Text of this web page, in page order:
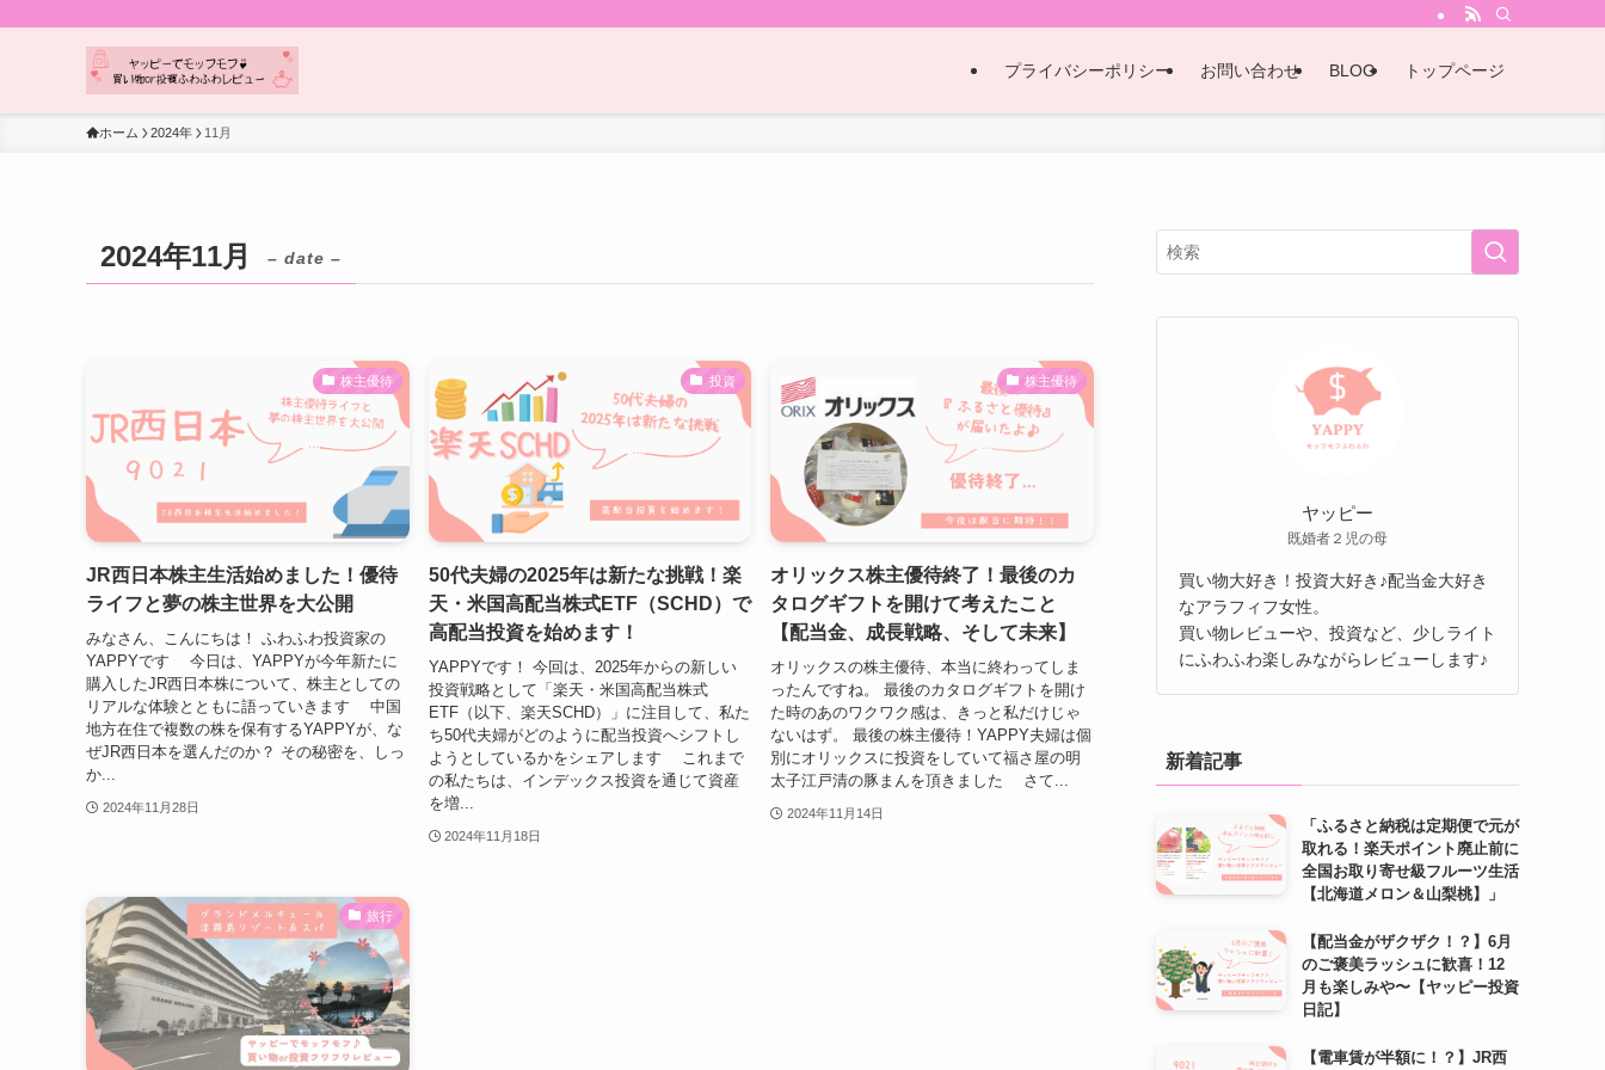
プライバシーポリシー お問い合わせ BLOG トップページ
ホーム 2024年 11月
2024年11月 – date –
株主優待
JR西日本株主生活始めました！優待
ライフと夢の株主世界を大公開
みなさん、こんにちは！ ふわふわ投資家の
YAPPYです 今日は、YAPPYが今年新たに
購入したJR西日本株について、株主としての
リアルな体験とともに語っていきます 中国
地方在住で複数の株を保有するYAPPYが、な
ぜJR西日本を選んだのか？ その秘密を、しっ
か...
2024年11月28日
投資
50代夫婦の2025年は新たな挑戦！楽
天・米国高配当株式ETF（SCHD）で
高配当投資を始めます！
YAPPYです！ 今回は、2025年からの新しい
投資戦略として「楽天・米国高配当株式
ETF（以下、楽天SCHD）」に注目して、私た
ち50代夫婦がどのように配当投資へシフトし
ようとしているかをシェアします これまで
の私たちは、インデックス投資を通じて資産
を増...
2024年11月18日
株主優待
オリックス株主優待終了！最後のカ
タログギフトを開けて考えたこと
【配当金、成長戦略、そして未来】
オリックスの株主優待、本当に終わってしま
ったんですね。 最後のカタログギフトを開け
た時のあのワクワク感は、きっと私だけじゃ
ないはず。 最後の株主優待！YAPPY夫婦は個
別にオリックスに投資をしていて福さ屋の明
太子江戸清の豚まんを頂きました さて...
2024年11月14日
旅行
ヤッピー
既婚者２児の母
買い物大好き！投資大好き♪配当金大好き
なアラフィフ女性。
買い物レビューや、投資など、少しライト
にふわふわ楽しみながらレビューします♪
新着記事
「ふるさと納税は定期便で元が
取れる！楽天ポイント廃止前に
全国お取り寄せ級フルーツ生活
【北海道メロン＆山梨桃】」
【配当金がザクザク！？】6月
のご褒美ラッシュに歓喜！12
月も楽しみや〜【ヤッピー投資
日記】
【電車賃が半額に！？】JR西